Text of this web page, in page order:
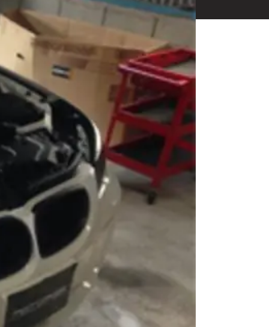
談も可能です。
ださい。
Close